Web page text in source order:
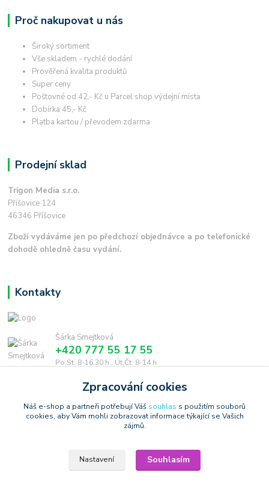
Proč nakupovat u nás
Široký sortiment
Vše skladem - rychlé dodání
Prověřená kvalita produktů
Super ceny
Poštovné od 42,- Kč u Parcel shop výdejní místa
Dobírka 45,- Kč
Platba kartou / převodem zdarma
Prodejní sklad
Trigon Media s.r.o.
Příšovice 124
46346 Příšovice
Zboží vydáváme jen po předchozí objednávce a po telefonické
dohodě ohledně času vydání.
Kontakty
Šárka Smejtková
+420 777 55 17 55
Po,St: 8-16.30 h., Út,Čt: 8-14 h.
smejtkova@trigonmedia.cz
Copyright © 2006-2025 TrigonShop.cz - bez souhlasu nelze používat
Zpracování cookies
Náš e-shop a partneři potřebují Váš souhlas s použitím souborů
cookies, aby Vám mohli zobrazovat informace týkající se Vašich
zájmů.
Nastavení Souhlasím